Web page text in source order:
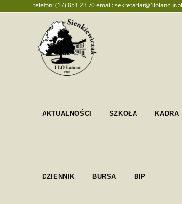
telefon: (17) 851 23 70 email: sekretariat@1lolancut.pl
AKTUALNOŚCI SZKOŁA KADRA
DZIENNIK BURSA BIP